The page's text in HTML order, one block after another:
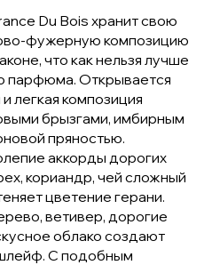
Du Bois хранит свою
фужерную композицию
что как нельзя лучше
парфюма. Открывается
легкая композиция
брызгами, имбирным
пряностью.
аккорды дорогих
кориандр, чей сложный
цветение герани.
ветивер, дорогие
облако создают
С подобным